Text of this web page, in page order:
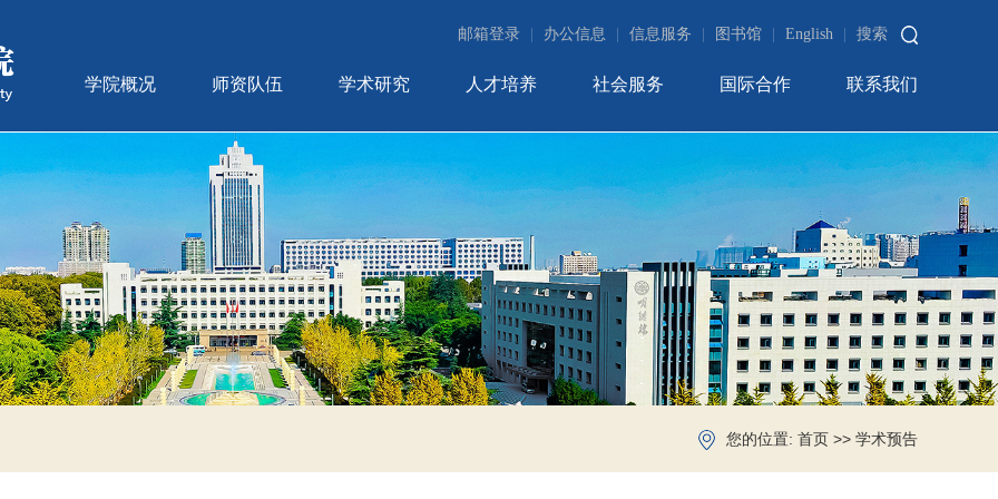
邮箱登录 办公信息 信息服务 图书馆 English 搜索
学院概况 师资队伍 学术研究 人才培养 社会服务 国际合作 联系我们
您的位置: 首页 >> 学术预告